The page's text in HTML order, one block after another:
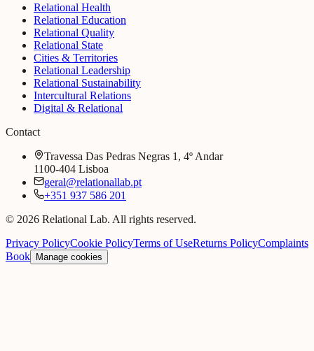
Relational Health
Relational Education
Relational Quality
Relational State
Cities & Territories
Relational Leadership
Relational Sustainability
Intercultural Relations
Digital & Relational
Contact
Travessa Das Pedras Negras 1, 4º Andar
1100-404 Lisboa
geral@relationallab.pt
+351 937 586 201
© 2026 Relational Lab. All rights reserved.
Privacy PolicyCookie PolicyTerms of UseReturns PolicyComplaints
Book
Manage cookies